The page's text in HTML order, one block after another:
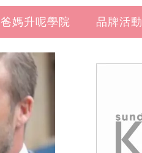
爸媽升呢學院 品牌活動